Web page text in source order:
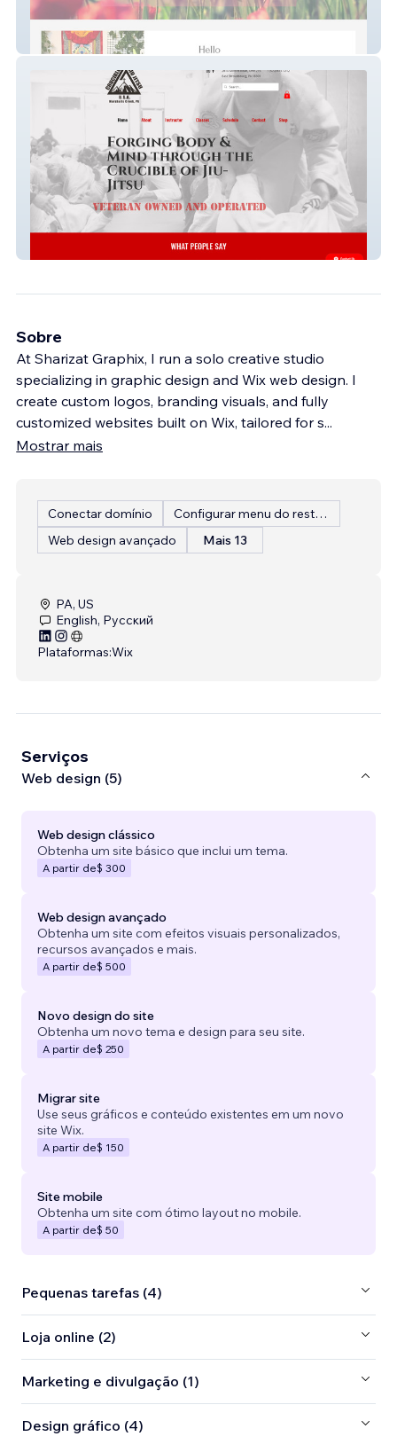
New Dr.Z
Sobre
At Sharizat Graphix, I run a solo creative studio
specializing in graphic design and Wix web design. I
create custom logos, branding visuals, and fully
customized websites built on Wix, tailored for s...
Mostrar mais
Conectar domínio
Configurar menu do restaurante
Web design avançado
Mais 13
PA, US
English, Русский
Plataformas:Wix
Serviços
Web design (5)
Web design clássico
Obtenha um site básico que inclui um tema.
A partir de$ 300
Web design avançado
Obtenha um site com efeitos visuais personalizados,
recursos avançados e mais.
A partir de$ 500
Novo design do site
Obtenha um novo tema e design para seu site.
A partir de$ 250
Migrar site
Use seus gráficos e conteúdo existentes em um novo
site Wix.
A partir de$ 150
Site mobile
Obtenha um site com ótimo layout no mobile.
A partir de$ 50
Pequenas tarefas (4)
Loja online (2)
Marketing e divulgação (1)
Design gráfico (4)